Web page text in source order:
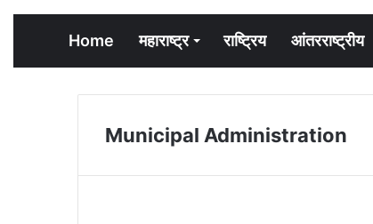
Home महाराष्ट्र राष्ट्रिय आंतरराष्ट्रीय
Municipal Administration